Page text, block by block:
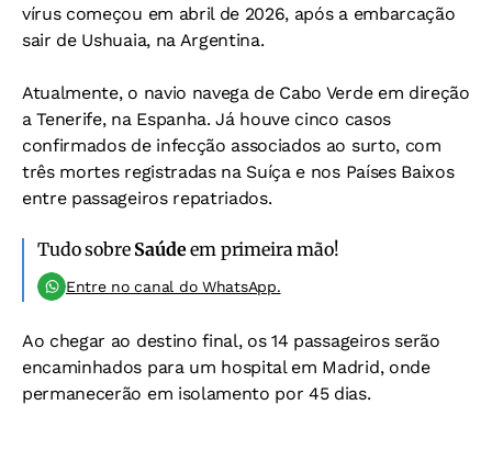
vírus começou em abril de 2026, após a embarcação
sair de Ushuaia, na Argentina.
Atualmente, o navio navega de Cabo Verde em direção
a Tenerife, na Espanha. Já houve cinco casos
confirmados de infecção associados ao surto, com
três mortes registradas na Suíça e nos Países Baixos
entre passageiros repatriados.
Tudo sobre Saúdeem primeira mão!
Entre no canal do WhatsApp.
Ao chegar ao destino final, os 14 passageiros serão
encaminhados para um hospital em Madrid, onde
permanecerão em isolamento por 45 dias.